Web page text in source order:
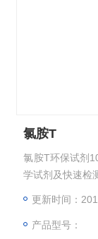
氯胺T
氯胺T环保试剂
学试剂及快速检
更新时间：
产品型号：